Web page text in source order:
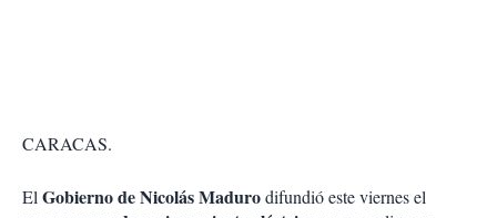
CARACAS.
ElGobierno de Nicolás Madurodifundió este viernes el